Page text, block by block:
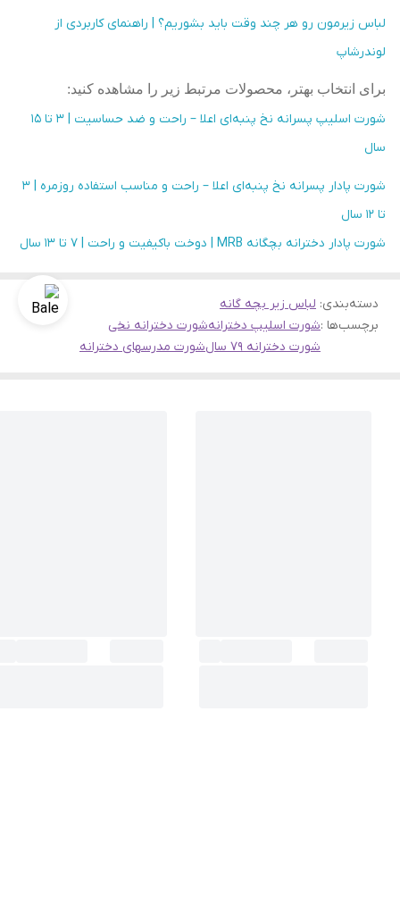
لباس زیرمون رو هر چند وقت باید بشوریم؟ | راهنمای کاربردی از
لوندرشاپ
برای انتخاب بهتر، محصولات مرتبط زیر را مشاهده کنید:
شورت اسلیپ پسرانه نخ پنبه‌ای اعلا – راحت و ضد حساسیت | 3 تا 15
سال
شورت پادار پسرانه نخ پنبه‌ای اعلا – راحت و مناسب استفاده روزمره | 3
تا 12 سال
شورت پادار دخترانه بچگانه MRB | دوخت باکیفیت و راحت | 7 تا 13 سال
دسته‌بندی: لباس زیر بچه گانه
برچسب‌ها :شورت اسلیپ دخترانهشورت دخترانه نخی
شورت دخترانه ۷۹ سال
شورت مدرسهای دخترانه